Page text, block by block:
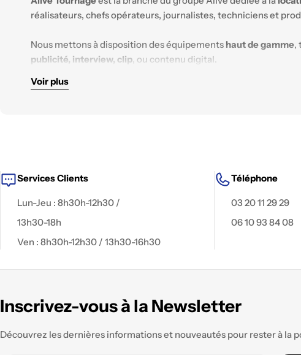
réalisateurs, chefs opérateurs, journalistes, techniciens et
Nous mettons à disposition des équipements haut de gamme,
publicité, interview, clip, ou contenu digital.
Voir plus
Services Clients
Lun-Jeu : 8h30h-12h30 /
13h30-18h
Ven : 8h30h-12h30 / 13h30-16h30
Téléphone
03 20 11 29 29
06 10 93 84 08
Inscrivez-vous à la Newsletter
Découvrez les dernières informations et nouveautés pour rester à la